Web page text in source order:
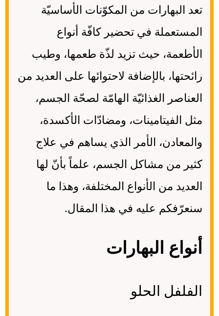
تعد البهارات من المكوّنات الأساسيّة
المستعملة في تحضير كافّة أنواع
الأطعمة، حيث تزيد لذّة طعمها، وطيب
رائحتها، بالإضافة لاحتوائها على العديد من
العناصر الغذائيّة الهامّة لصحّة الجسم،
مثل الفيتامينات، ومضادّات الأكسدة،
والمعادن، الأمر الذي يساهم في علاج
كثير من مشاكل الجسم، علماً بأنّ لها
العديد من الأنواع المختلفة، وهذا ما
سنعرّفكم عليه في هذا المقال.
أنواع البهارات
الفلفل الحلو